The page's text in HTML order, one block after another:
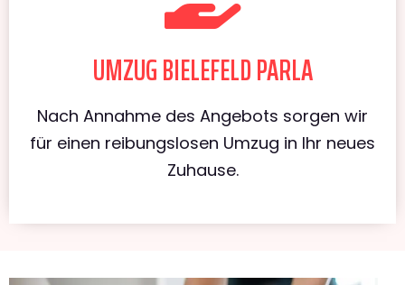
UMZUG BIELEFELD PARLA
Nach Annahme des Angebots sorgen wir
für einen reibungslosen Umzug in Ihr neues
Zuhause.